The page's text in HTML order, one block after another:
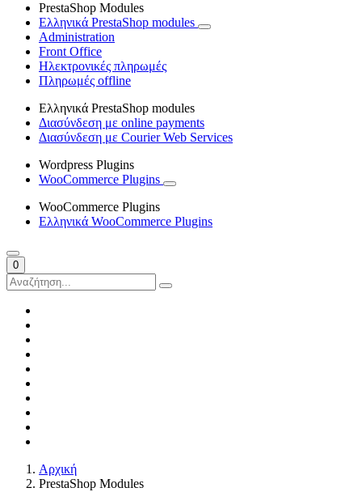
PrestaShop Modules
Ελληνικά PrestaShop modules
Administration
Front Office
Ηλεκτρονικές πληρωμές
Πληρωμές offline
Ελληνικά PrestaShop modules
Διασύνδεση με online payments
Διασύνδεση με Courier Web Services
Wordpress Plugins
WooCommerce Plugins
WooCommerce Plugins
Ελληνικά WooCommerce Plugins
0
Αρχική
PrestaShop Modules